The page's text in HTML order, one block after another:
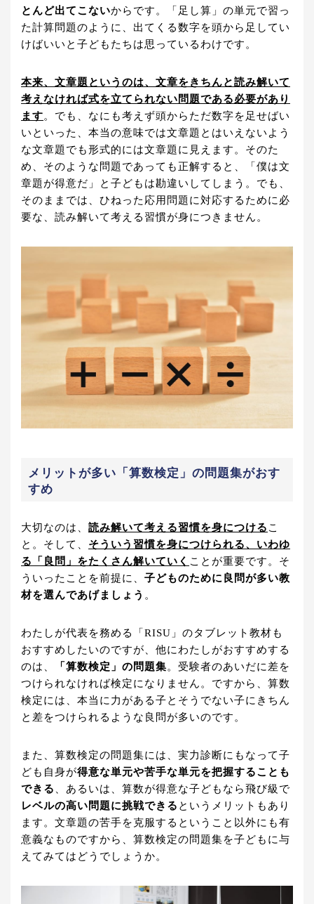
とんど出てこないからです。「足し算」の単元で習っ
た計算問題のように、出てくる数字を頭から足してい
けばいいと子どもたちは思っているわけです。
本来、文章題というのは、文章をきちんと読み解いて
考えなければ式を立てられない問題である必要があり
ます。でも、なにも考えず頭からただ数字を足せばい
いといった、本当の意味では文章題とはいえないよう
な文章題でも形式的には文章題に見えます。そのた
め、そのような問題であっても正解すると、「僕は文
章題が得意だ」と子どもは勘違いしてしまう。でも、
そのままでは、ひねった応用問題に対応するために必
要な、読み解いて考える習慣が身につきません。
メリットが多い「算数検定」の問題集がおす
すめ
大切なのは、 読み解いて考える習慣を身につける こ
と。そして、 そういう習慣を身につけられる、いわゆ
る「良問」をたくさん解いていく ことが重要です。そ
ういったことを前提に、 子どものために良問が多い教
材を選んであげましょう 。
わたしが代表を務める「RISU」のタブレット教材も
おすすめしたいのですが、他にわたしがおすすめする
のは、
「算数検定」の問題集。受験者のあいだに差を
つけられなければ検定になりません。ですから、算数
検定には、本当に力がある子とそうでない子にきちん
と差をつけられるような良問が多いのです。
また、算数検定の問題集には、実力診断にもなって子
ども自身が得意な単元や苦手な単元を把握することも
できる
、あるいは、算数が得意な子どもなら飛び級で
レベルの高い問題に挑戦できる というメリットもあり
ます。文章題の苦手を克服するということ以外にも有
意義なものですから、算数検定の問題集を子どもに与
えてみてはどうでしょうか。